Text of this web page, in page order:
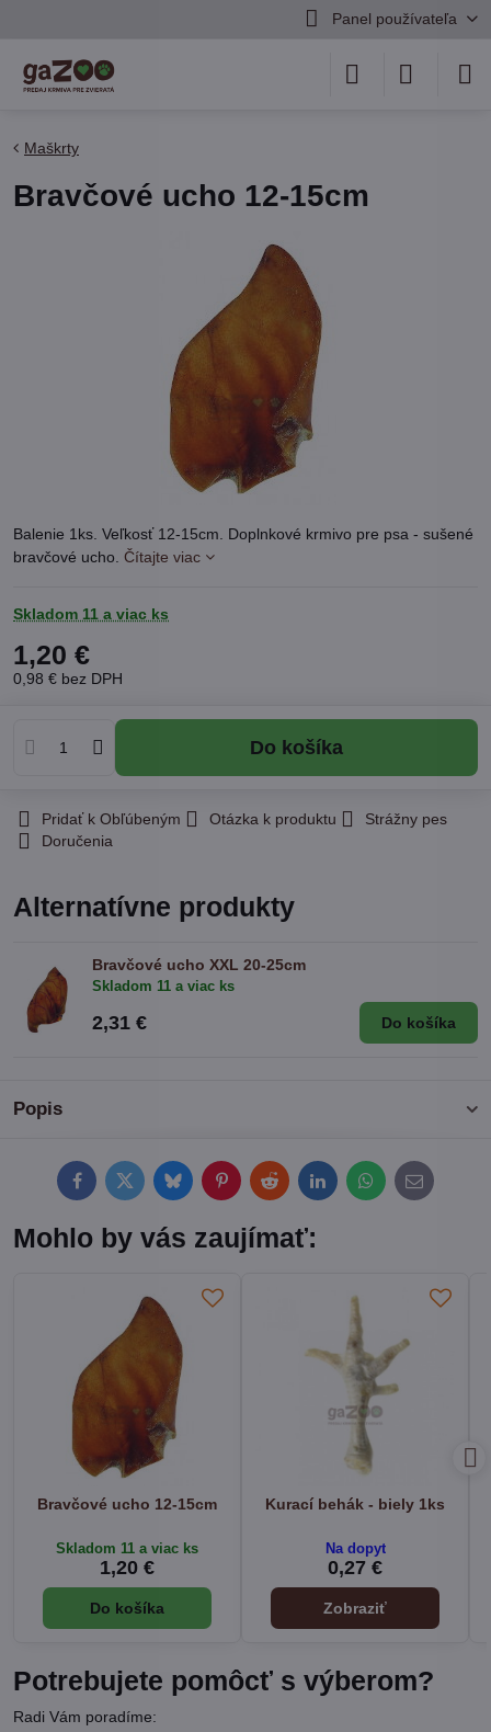
Panel používateľa
Maškrty
Bravčové ucho 12-15cm
Balenie 1ks. Veľkosť 12-15cm. Doplnkové krmivo pre psa - sušené
bravčové ucho. Čítajte viac
Skladom 11 a viac ks
1,20 €
0,98 € bez DPH
Do košíka
Pridať k Obľúbeným Otázka k produktu
Strážny pes
Doručenia
Popis
FacebookTwitterBlueskyPinterestRedditLinkedInWhatsApp
E-
mail
Alternatívne produkty
Bravčové ucho XXL 20-25cm
Skladom 11 a viac ks
2,31 € Do košíka
Mohlo by vás zaujímať:
Bravčové ucho 12-15cm
Skladom 11 a viac ks
1,20 €
Do košíka
Kurací behák - biely 1ks
Na dopyt
0,27 €
Zobraziť
Potrebujete pomôcť s výberom?
Radi Vám poradíme: